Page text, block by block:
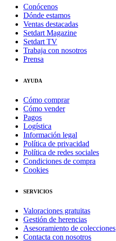
Conócenos
Dónde estamos
Ventas destacadas
Setdart Magazine
Setdart TV
Trabaja con nosotros
Prensa
AYUDA
Cómo comprar
Cómo vender
Pagos
Logística
Información legal
Política de privacidad
Política de redes sociales
Condiciones de compra
Cookies
SERVICIOS
Valoraciones gratuitas
Gestión de herencias
Asesoramiento de colecciones
Contacta con nosotros